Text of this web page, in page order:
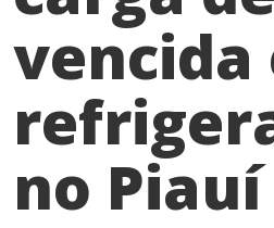
vencida
no Piauí